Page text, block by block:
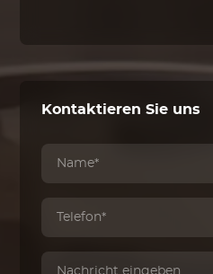
Kontaktieren Sie uns